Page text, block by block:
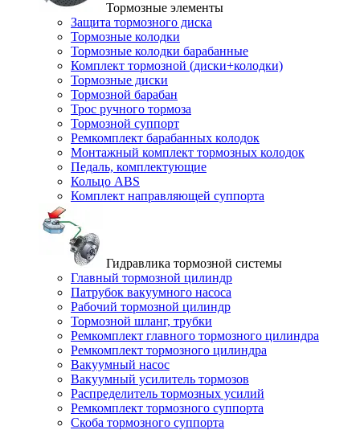
Тормозные элементы
Защита тормозного диска
Тормозные колодки
Тормозные колодки барабанные
Комплект тормозной (диски+колодки)
Тормозные диски
Тормозной барабан
Трос ручного тормоза
Тормозной суппорт
Ремкомплект барабанных колодок
Монтажный комплект тормозных колодок
Педаль, комплектующие
Кольцо ABS
Комплект направляющей суппорта
Гидравлика тормозной системы
Главный тормозной цилиндр
Патрубок вакуумного насоса
Рабочий тормозной цилиндр
Тормозной шланг, трубки
Ремкомплект главного тормозного цилиндра
Ремкомплект тормозного цилиндра
Вакуумный насос
Вакуумный усилитель тормозов
Распределитель тормозных усилий
Ремкомплект тормозного суппорта
Скоба тормозного суппорта